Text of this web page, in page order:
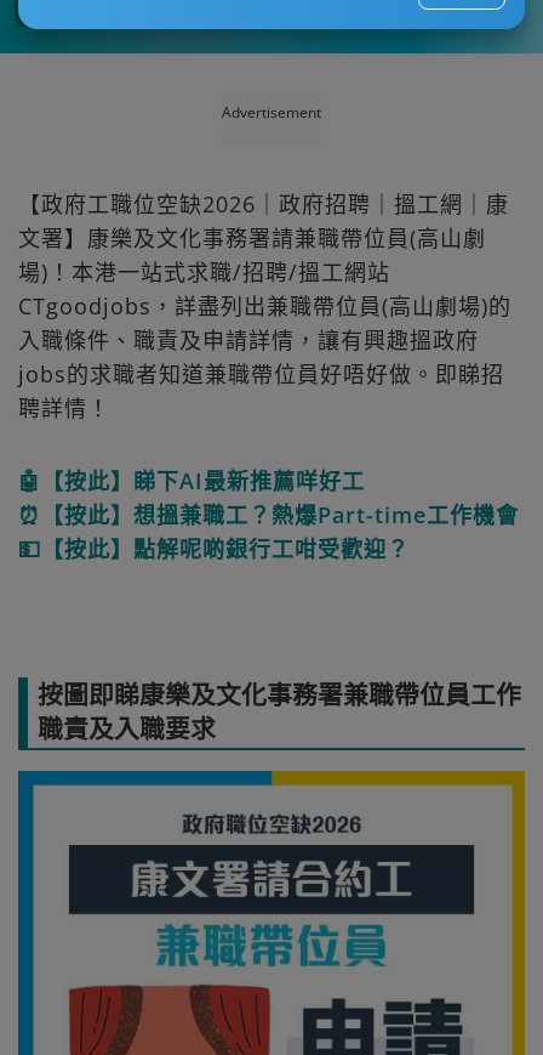
Advertisement
【政府工職位空缺2026｜政府招聘｜搵工網｜康
文署】康樂及文化事務署請兼職帶位員(高山劇
場)！本港一站式求職/招聘/搵工網站
CTgoodjobs，詳盡列出兼職帶位員(高山劇場)的
入職條件、職責及申請詳情，讓有興趣搵政府
jobs的求職者知道兼職帶位員好唔好做。即睇招
聘詳情！
🤖【按此】睇下AI最新推薦咩好工
⏰【按此】想搵兼職工？熱爆Part-time工作機會
💵【按此】點解呢啲銀行工咁受歡迎？
按圖即睇康樂及文化事務署兼職帶位員工作
職責及入職要求